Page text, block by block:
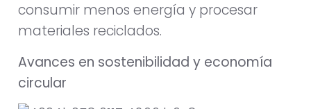
consumir menos energía y procesar
materiales reciclados.
Avances en sostenibilidad y economía
circular